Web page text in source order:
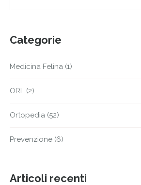
Categorie
Medicina Felina (1)
ORL (2)
Ortopedia (52)
Prevenzione (6)
Articoli recenti